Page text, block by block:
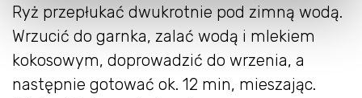
Ryż przepłukać dwukrotnie pod zimną wodą.
Wrzucić do garnka, zalać wodą i mlekiem
kokosowym, doprowadzić do wrzenia, a
następnie gotować ok. 12 min, mieszając.